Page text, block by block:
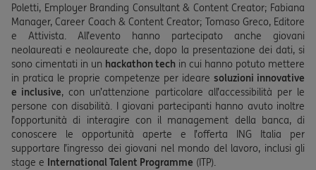
Poletti, Employer Branding Consultant & Content Creator; Fabiana
Manager, Career Coach & Content Creator; Tomaso Greco, Editore
e Attivista. All’evento hanno partecipato anche giovani
neolaureati e neolaureate che, dopo la presentazione dei dati, si
sono cimentati in un hackathon tech in cui hanno potuto mettere
in pratica le proprie competenze per ideare soluzioni innovative
e inclusive, con un’attenzione particolare all’accessibilità per le
persone con disabilità. I giovani partecipanti hanno avuto inoltre
l’opportunità di interagire con il management della banca, di
conoscere le opportunità aperte e l’offerta ING Italia per
supportare l’ingresso dei giovani nel mondo del lavoro, inclusi gli
stage e International Talent Programme (ITP).